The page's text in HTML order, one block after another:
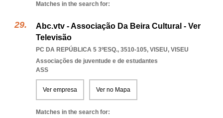
Matches in the search for:
Abc.vtv - Associação Da Beira Cultural - Ver
Televisão
PC DA REPÚBLICA 5 3ºESQ., 3510-105, VISEU, VISEU
Associações de juventude e de estudantes
ASS
Ver empresa Ver no Mapa
Matches in the search for: